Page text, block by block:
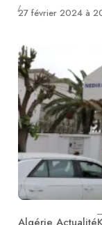
27 février 2024 à